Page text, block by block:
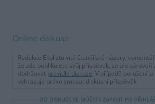
Online diskuse
Redakce Ekolistu vítá čtenářské názory,
že zde publikujete svůj příspěvek, se ale zároveň
dodržovat pravidla diskuse. V případě porušení
vyhrazuje právo smazat diskusní příspěvěk
DO DISKUZE SE MŮŽETE ZAPOJIT PO